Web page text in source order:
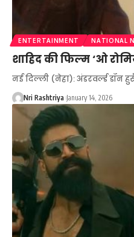
ENTERTAINMENT NATIONAL
शाहिद की फिल्म ‘ओ
नई दिल्ली (नेहा): अंडरवर्ल्ड डॉन
Nri Rashtriya January 14, 2026